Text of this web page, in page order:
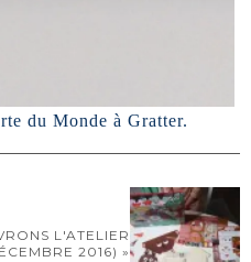
du Monde à Gratter.
L'ATELIER
2016) »